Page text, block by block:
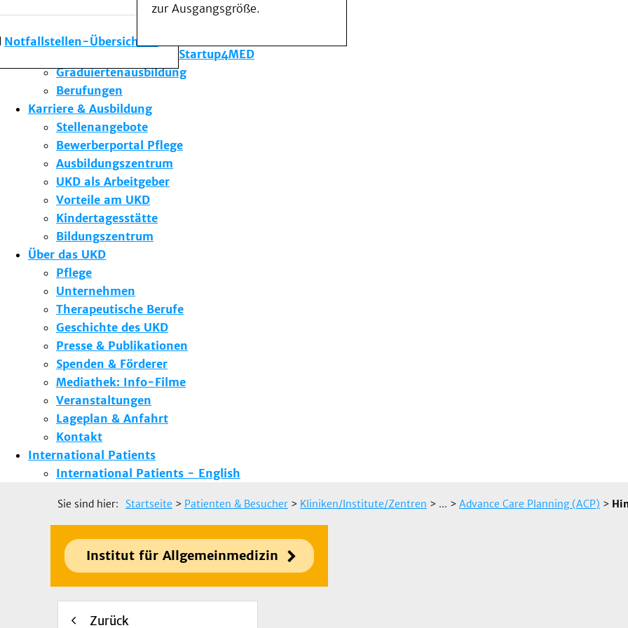
Notfallstellen-Übersicht
zur Ausgangsgröße.
Forschung am UKD
Studium & Lehre
Gründungsförderung Startup4MED
Graduiertenausbildung
Berufungen
Karriere & Ausbildung
Stellenangebote
Bewerberportal Pflege
Ausbildungszentrum
UKD als Arbeitgeber
Vorteile am UKD
Kindertagesstätte
Bildungszentrum
Über das UKD
Pflege
Unternehmen
Therapeutische Berufe
Geschichte des UKD
Presse & Publikationen
Spenden & Förderer
Mediathek: Info-Filme
Veranstaltungen
Lageplan & Anfahrt
Kontakt
International Patients
International Patients - English
Sie sind hier: Startseite > Patienten & Besucher > Kliniken/Institute/Zentren > ... > Advance Care Planning (ACP) >
Institut für Allgemeinmedizin
Zurück